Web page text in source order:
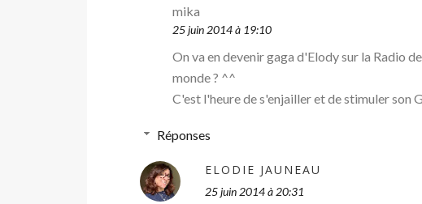
mika
25 juin 2014 à 19:10
On va en devenir gaga d'Elody sur la Radio
monde ? ^^
C'est l'heure de s'enjailler et de stimuler son
Réponses
ELODIE JAUNEAU
25 juin 2014 à 20:31